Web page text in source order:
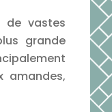
de vastes
grande
amandes,